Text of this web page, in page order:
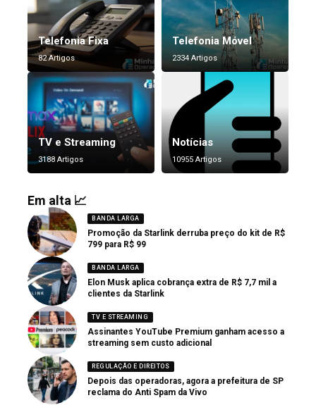
Telefonia Fixa
82 Artigos
Telefonia Móvel
2334 Artigos
TV e Streaming
3188 Artigos
Notícias
10955 Artigos
Em alta 📈
BANDA LARGA
Promoção da Starlink derruba preço do kit de R$
799 para R$ 99
BANDA LARGA
Elon Musk aplica cobrança extra de R$ 7,7 mil a
clientes da Starlink
TV E STREAMING
Assinantes YouTube Premium ganham acesso a
streaming sem custo adicional
REGULAÇÃO E DIREITOS
Depois das operadoras, agora a prefeitura de SP
reclama do Anti Spam da Vivo